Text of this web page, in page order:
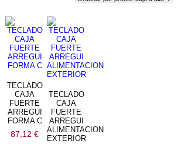
bajo
TECLADO
CAJA
FUERTE
ARREGUI
FORMA C
87,12€
TECLADO
CAJA
FUERTE
ARREGUI
ALIMENTACION
EXTERIOR